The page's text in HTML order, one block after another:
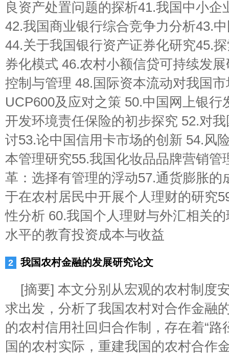
良资产处置问题的探析41.我国中小企
42.我国商业银行综合竞争力分析43.
44.关于我国银行资产证券化研究45.
券化模式 46.农村小额信贷可持续发
控制与管理 48.国际资本流动对我国
UCP600及应对之策 50.中国网上银行
开发环境责任保险的初步探究 52.对
讨53.论中国信用卡市场的创新 54.风
本管理研究55.我国化妆品品牌营销管
革：选择有管理的浮动57.通货膨胀的
于在农村居民中开展个人理财的研究
性分析 60.我国个人理财与外汇相关
水平的教育投资成本与收益
我国农村金融的发展研究论文
[摘要] 本文分别从宏观的农村制度
求出发，分析了我国农村对合作金融
的农村信用社回归合作制，存在着“路
国的农村实际，重建我国的农村合作